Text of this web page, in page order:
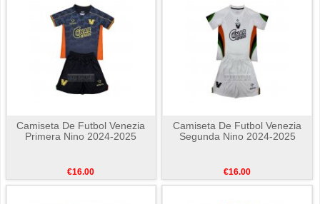
Camiseta De Futbol Venezia
Primera Nino 2024-2025
€16.00
Camiseta De Futbol Venezia
Segunda Nino 2024-2025
€16.00